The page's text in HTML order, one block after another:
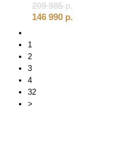
209 985р.
146 990 р.
1
2
3
4
32
>